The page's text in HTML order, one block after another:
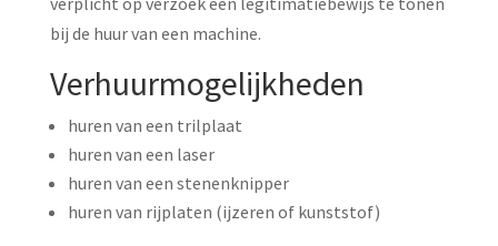
bij de huur van een machine.
Verhuurmogelijkheden
huren van een trilplaat
huren van een laser
huren van een stenenknipper
huren van rijplaten (ijzeren of kunststof)